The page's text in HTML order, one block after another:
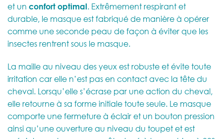
et un confort optimal. Extrêmement respirant et
durable, le masque est fabriqué de manière à opérer
comme une seconde peau de façon à éviter que les
insectes rentrent sous le masque.
La maille au niveau des yeux est robuste et évite toute
irritation car elle n’est pas en contact avec la tête du
cheval. Lorsqu’elle s’écrase par une action du cheval,
elle retourne à sa forme initiale toute seule. Le masque
comporte une fermeture à éclair et un bouton pression
ainsi qu’une ouverture au niveau du toupet et est